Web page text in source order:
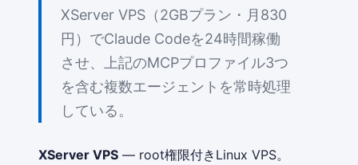
XServer VPS（2GBプラン・月830
円）でClaude Codeを24時間稼働
させ、上記のMCPプロファイル3つ
を含む複数エージェントを常時処理
している。
XServer VPS — root権限付きLinux VPS。